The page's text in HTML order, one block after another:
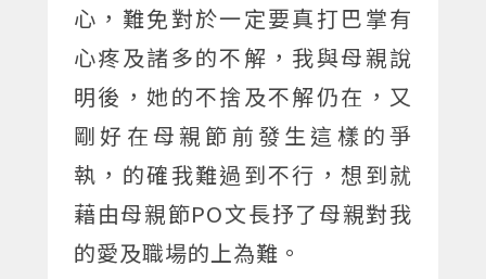
心，難免對於一定要真打巴掌有
心疼及諸多的不解，我與母親說
明後，她的不捨及不解仍在，又
剛好在母親節前發生這樣的爭
執，的確我難過到不行，想到就
藉由母親節PO文長抒了母親對我
的愛及職場的上為難。